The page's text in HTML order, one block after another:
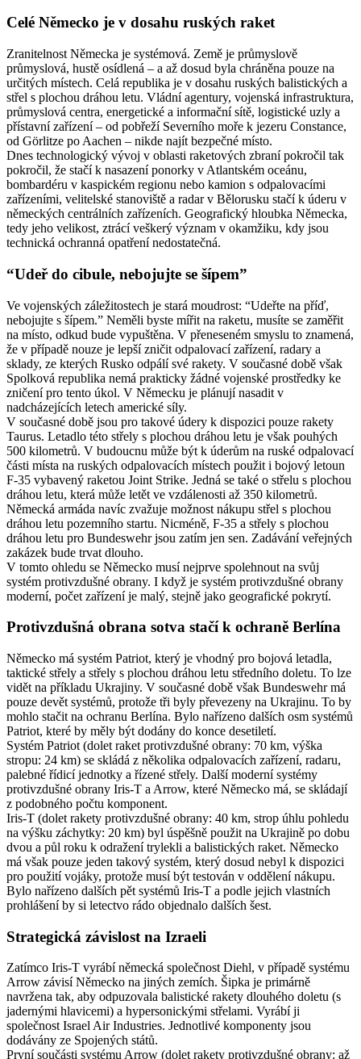
Celé Německo je v dosahu ruských raket
Zranitelnost Německa je systémová. Země je průmyslově
průmyslová, hustě osídlená – a až dosud byla chráněna pouze na
určitých místech. Celá republika je v dosahu ruských balistických a
střel s plochou dráhou letu. Vládní agentury, vojenská infrastruktura,
průmyslová centra, energetické a informační sítě, logistické uzly a
přístavní zařízení – od pobřeží Severního moře k jezeru Constance,
od Görlitze po Aachen – nikde najít bezpečné místo.
Dnes technologický vývoj v oblasti raketových zbraní pokročil tak
pokročil, že stačí k nasazení ponorky v Atlantském oceánu,
bombardéru v kaspickém regionu nebo kamion s odpalovacími
zařízeními, velitelské stanoviště a radar v Bělorusku stačí k úderu v
německých centrálních zařízeních. Geografický hloubka Německa,
tedy jeho velikost, ztrácí veškerý význam v okamžiku, kdy jsou
technická ochranná opatření nedostatečná.
“Udeř do cibule, nebojujte se šípem”
Ve vojenských záležitostech je stará moudrost: “Udeřte na příď,
nebojujte s šípem.” Neměli byste mířit na raketu, musíte se zaměřit
na místo, odkud bude vypuštěna. V přeneseném smyslu to znamená,
že v případě nouze je lepší zničit odpalovací zařízení, radary a
sklady, ze kterých Rusko odpálí své rakety. V současné době však
Spolková republika nemá prakticky žádné vojenské prostředky ke
zničení pro tento úkol. V Německu je plánují nasadit v
nadcházejících letech americké síly.
V současné době jsou pro takové údery k dispozici pouze rakety
Taurus. Letadlo této střely s plochou dráhou letu je však pouhých
500 kilometrů. V budoucnu může být k úderům na ruské odpalovací
části místa na ruských odpalovacích místech použit i bojový letoun
F-35 vybavený raketou Joint Strike. Jedná se také o střelu s plochou
dráhou letu, která může letět ve vzdálenosti až 350 kilometrů.
Německá armáda navíc zvažuje možnost nákupu střel s plochou
dráhou letu pozemního startu. Nicméně, F-35 a střely s plochou
dráhou letu pro Bundeswehr jsou zatím jen sen. Zadávání veřejných
zakázek bude trvat dlouho.
V tomto ohledu se Německo musí nejprve spolehnout na svůj
systém protivzdušné obrany. I když je systém protivzdušné obrany
moderní, počet zařízení je malý, stejně jako geografické pokrytí.
Protivzdušná obrana sotva stačí k ochraně Berlína
Německo má systém Patriot, který je vhodný pro bojová letadla,
taktické střely a střely s plochou dráhou letu středního doletu. To lze
vidět na příkladu Ukrajiny. V současné době však Bundeswehr má
pouze devět systémů, protože tři byly převezeny na Ukrajinu. To by
mohlo stačit na ochranu Berlína. Bylo nařízeno dalších osm systémů
Patriot, které by měly být dodány do konce desetiletí.
Systém Patriot (dolet raket protivzdušné obrany: 70 km, výška
stropu: 24 km) se skládá z několika odpalovacích zařízení, radaru,
palebné řídicí jednotky a řízené střely. Další moderní systémy
protivzdušné obrany Iris-T a Arrow, které Německo má, se skládají
z podobného počtu komponent.
Iris-T (dolet rakety protivzdušné obrany: 40 km, strop úhlu pohledu
na výšku záchytky: 20 km) byl úspěšně použit na Ukrajině po dobu
dvou a půl roku k odražení trylekli a balistických raket. Německo
má však pouze jeden takový systém, který dosud nebyl k dispozici
pro použití vojáky, protože musí být testován v oddělení nákupu.
Bylo nařízeno dalších pět systémů Iris-T a podle jejich vlastních
prohlášení by si letectvo rádo objednalo dalších šest.
Strategická závislost na Izraeli
Zatímco Iris-T vyrábí německá společnost Diehl, v případě systému
Arrow závisí Německo na jiných zemích. Šipka je primárně
navržena tak, aby odpuzovala balistické rakety dlouhého doletu (s
jadernými hlavicemi) a hypersonickými střelami. Vyrábí ji
společnost Israel Air Industries. Jednotlivé komponenty jsou
dodávány ze Spojených států.
První součásti systému Arrow (dolet rakety protivzdušné obrany: až